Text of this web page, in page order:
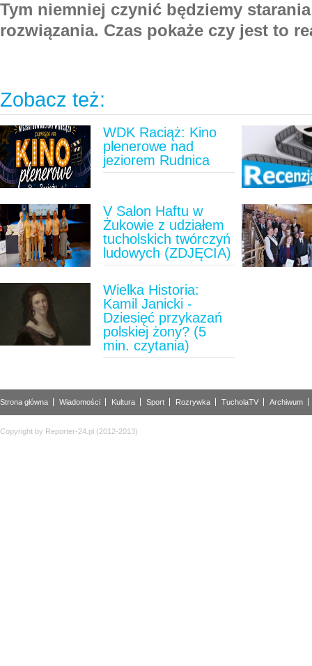
Tym niemniej czynić będziemy
rozwiązania. Czas pokaże czy jest to
Zobacz też:
WDK Raciąż: Kino
plenerowe nad
jeziorem Rudnica
V Salon Haftu w
Żukowie z udziałem
tucholskich twórczyń
ludowych (ZDJĘCIA)
Wielka Historia:
Kamil Janicki -
Dziesięć przykazań
polskiej żony? (5
min. czytania)
Strona główna Wiadomości Kultura Sport Rozrywka TucholaTV Archiwum
Copyright by Reporter-24.pl (2012-2013)